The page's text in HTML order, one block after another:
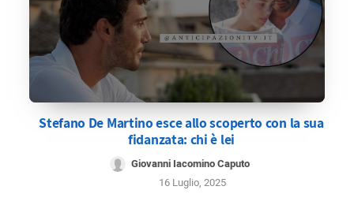
Stefano De Martino esce allo scoperto con la sua
fidanzata: chi è lei
Giovanni Iacomino Caputo
16 Luglio, 2025